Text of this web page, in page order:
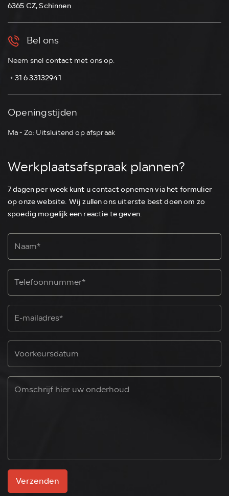
6365 CZ, Schinnen
Bel ons
Neem snel contact met ons op.
⁠ ⁠+31 6 33132941
Openingstijden
Ma - Zo: Uitsluitend op afspraak
Werkplaatsafspraak plannen?
7 dagen per week kunt u contact opnemen via het formulier
op onze website. Wij zullen ons uiterste best doen om zo
spoedig mogelijk een reactie te geven.
Verzenden